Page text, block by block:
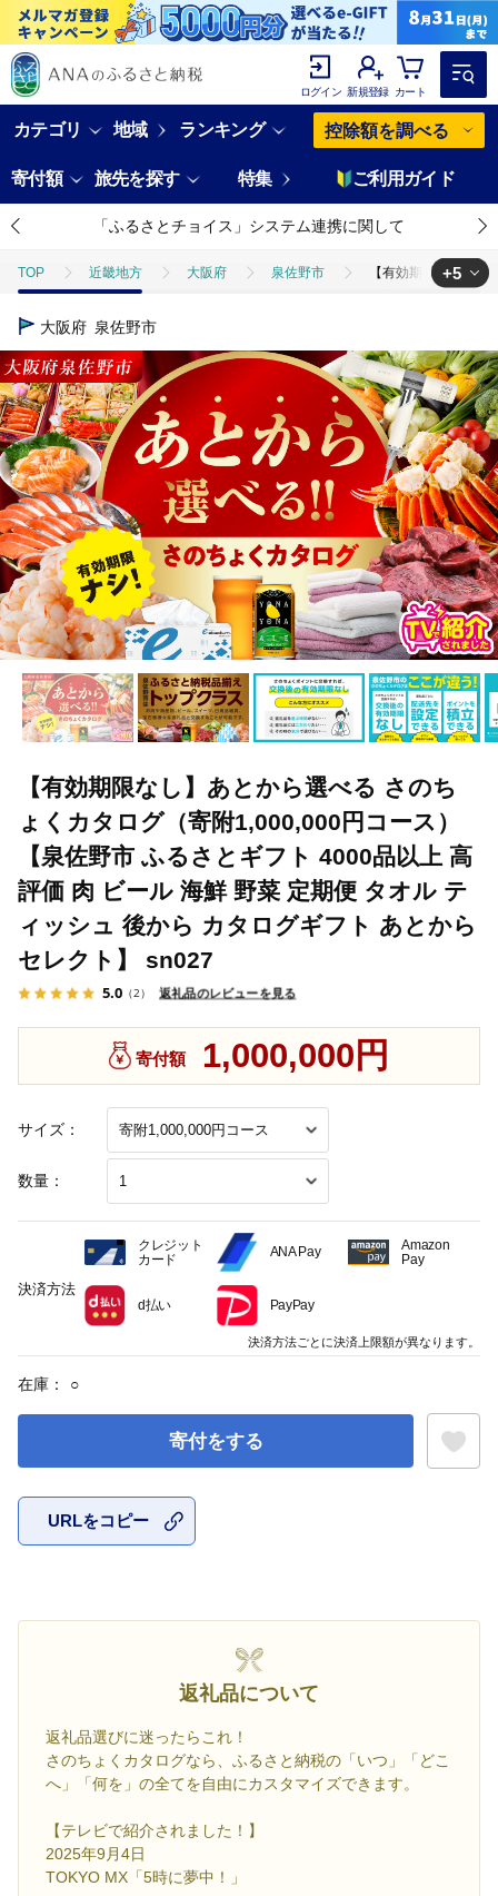
ログイン 新規登録 カート
カテゴリ 地域 ランキング 控除額を調べる
寄付額 旅先を探す 特集 ご利用ガイド
「ふるさとチョイス」システム連携に関して
TOP 近畿地方 大阪府 泉佐野市 【有効期限なし】
TOP
TOP 魚介類 【有効期限なし】あとから選べる さのちょくカタ
TOP 野菜 【有効期限なし】あとから選べる さのちょくカタログ
TOP フルーツ 【有効期限なし】あとから選べる さのちょくカタ
TOP 定期便 【有効期限なし】あとから選べる さのちょくカタロ
+5
大阪府 泉佐野市
【有効期限なし】あとから選べる さのち
ょくカタログ（寄附1,000,000円コース）
【泉佐野市 ふるさとギフト 4000品以上 高
評価 肉 ビール 海鮮 野菜 定期便 タオル テ
ィッシュ 後から カタログギフト あとから
セレクト】 sn027
5.0 （2） 返礼品のレビューを見る
サイズ：
数量：
寄付額 1,000,000円
在庫： ○
寄付をする
URLをコピー
返礼品について
返礼品選びに迷ったらこれ！
さのちょくカタログなら、ふるさと納税の「いつ」「どこ
へ」「何を」の全てを自由にカスタマイズできます。
【テレビで紹介されました！】
2025年9月4日
TOKYO MX「5時に夢中！」
決済方法
クレジット
カード
ANA Pay
Amazon
Pay
d払い PayPay
決済方法ごとに決済上限額が異なります。